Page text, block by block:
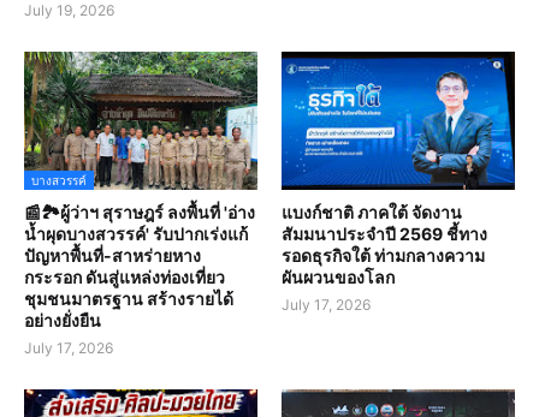
July 19, 2026
บางสวรรค์
📰🏞️ผู้ว่าฯ สุราษฎร์ ลงพื้นที่ 'อ่าง
น้ำผุดบางสวรรค์' รับปากเร่งแก้
ปัญหาพื้นที่-สาหร่ายหาง
กระรอก ดันสู่แหล่งท่องเที่ยว
ชุมชนมาตรฐาน สร้างรายได้
อย่างยั่งยืน
July 17, 2026
แบงก์ชาติ ภาคใต้ จัดงาน
สัมมนาประจำปี 2569 ชี้ทาง
รอดธุรกิจใต้ ท่ามกลางความ
ผันผวนของโลก
July 17, 2026